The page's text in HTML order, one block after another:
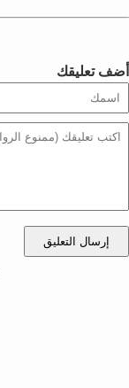
أضف تعليقك
إرسال التعليق